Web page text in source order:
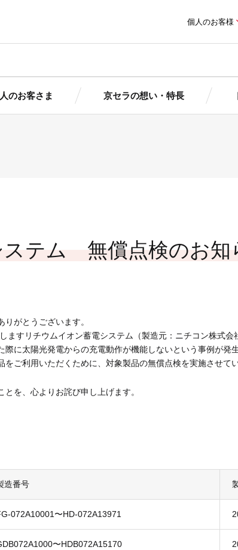
個人のお客様
のお客さま
初期投資ゼロで導入できる！
京セラの産業用自家発電
京セラの想い・特長
ダウンロ
ステム 無償点検のお知
がとうございます。
ますリチウムイオン蓄電システム（製造元：ニチコン株式
に太陽光発電からの充電動作が機能しないという事例が発
ご利用いただくために、対象製品の無償点検を実施させて
を、心よりお詫び申し上げます。
造番号
072A10001〜HD-072A13971
〜HDB072A15170